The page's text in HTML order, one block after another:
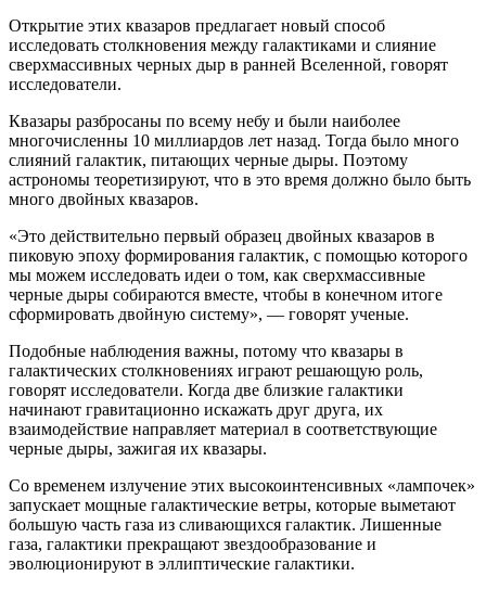
Открытие этих квазаров предлагает новый способ
исследовать столкновения между галактиками и слияние
сверхмассивных черных дыр в ранней Вселенной, говорят
исследователи.
Квазары разбросаны по всему небу и были наиболее
многочисленны 10 миллиардов лет назад. Тогда было много
слияний галактик, питающих черные дыры. Поэтому
астрономы теоретизируют, что в это время должно было быть
много двойных квазаров.
«Это действительно первый образец двойных квазаров в
пиковую эпоху формирования галактик, с помощью которого
мы можем исследовать идеи о том, как сверхмассивные
черные дыры собираются вместе, чтобы в конечном итоге
сформировать двойную систему», — говорят ученые.
Подобные наблюдения важны, потому что квазары в
галактических столкновениях играют решающую роль,
говорят исследователи. Когда две близкие галактики
начинают гравитационно искажать друг друга, их
взаимодействие направляет материал в соответствующие
черные дыры, зажигая их квазары.
Со временем излучение этих высокоинтенсивных «лампочек»
запускает мощные галактические ветры, которые выметают
большую часть газа из сливающихся галактик. Лишенные
газа, галактики прекращают звездообразование и
эволюционируют в эллиптические галактики.